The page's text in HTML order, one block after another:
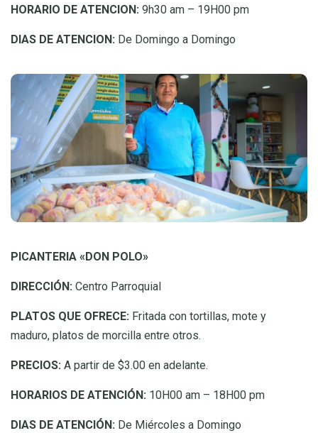
HORARIO DE ATENCION: 9h30 am – 19H00 pm
DIAS DE ATENCION: De Domingo a Domingo
PICANTERIA «DON POLO»
DIRECCIÓN: Centro Parroquial
PLATOS QUE OFRECE: Fritada con tortillas, mote y
maduro, platos de morcilla entre otros.
PRECIOS: A partir de $3.00 en adelante.
HORARIOS DE ATENCIÓN: 10H00 am – 18H00 pm
DIAS DE ATENCIÓN: De Miércoles a Domingo